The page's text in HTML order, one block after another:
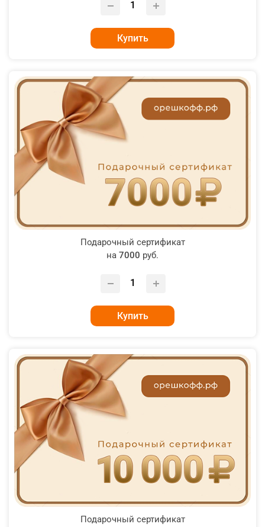
Купить
Подарочный сертификат
на 7000 руб.
Купить
Подарочный сертификат